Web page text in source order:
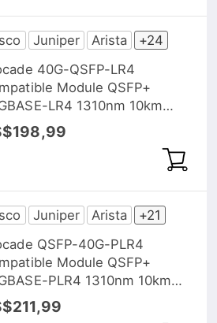
Juniper Arista
+24
40G-QSFP-LR4
Module QSFP+
LR4 1310nm 10km
Juniper Arista
+21
QSFP-40G-PLR4
Module QSFP+
PLR4 1310nm 10km
MPO DOM